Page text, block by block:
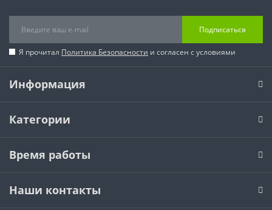
Подписаться
Я прочитал Политика Безопасности и согласен с условиями
Информация
Категории
Время работы
Наши контакты